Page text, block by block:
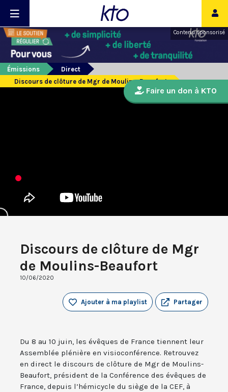
Contenu sponsorisé
Émissions
Direct
Discours de clôture de Mgr de Moulins-Beaufort
Discours de clôture de Mgr
de Moulins-Beaufort
10/06/2020
Partager
Ajouter à ma playlist
Du 8 au 10 juin, les évêques de France tiennent leur
Assemblée plénière en visioconférence. Retrouvez
en direct le discours de clôture de Mgr de Moulins-
Beaufort, président de la Conférence des évêques de
France, depuis l’hémicycle du siège de la CEF, à
Faire un don à KTO